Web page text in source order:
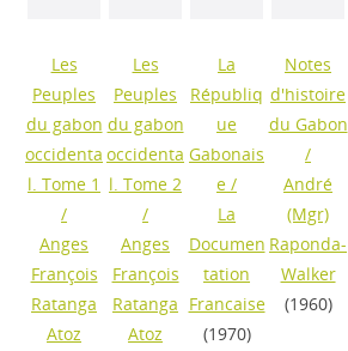
Les
Peuples
du gabon
occidenta
l. Tome 1
/
Anges
François
Ratanga
Atoz
Les
Peuples
du gabon
occidenta
l. Tome 2
/
Anges
François
Ratanga
Atoz
La
Républiq
ue
Gabonais
e /
La
Documen
tation
Francaise
(1970)
Notes
d'histoire
du Gabon
/
André
(Mgr)
Raponda-
Walker
(1960)